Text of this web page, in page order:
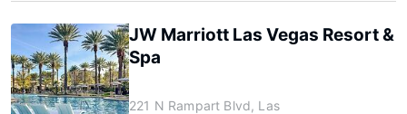
JW Marriott Las Vegas Resort &
Spa
221 N Rampart Blvd, Las